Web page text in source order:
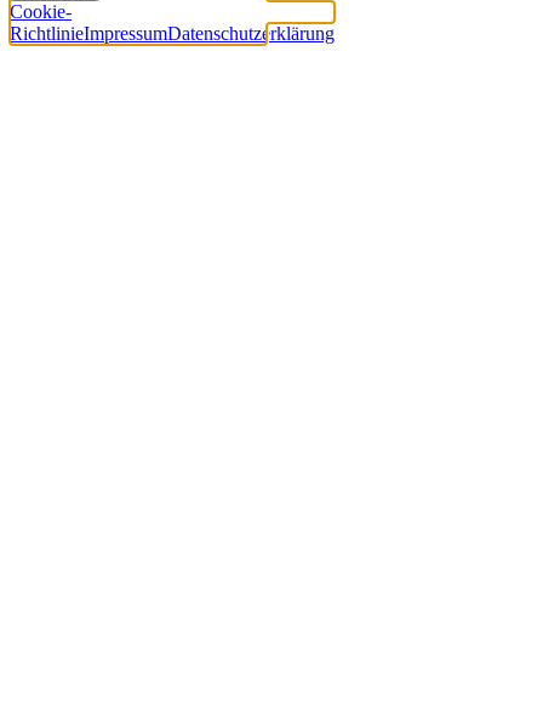
Cookie-
RichtlinieImpressumDatenschutzerklärung